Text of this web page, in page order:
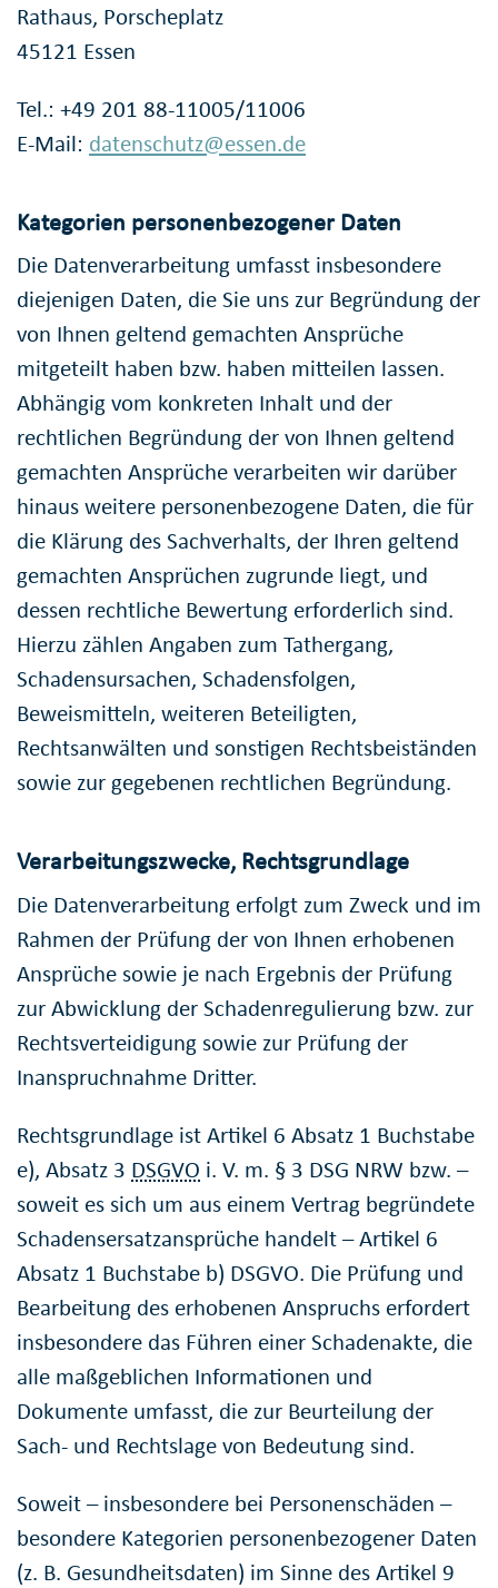
Rathaus, Porscheplatz
45121 Essen
Tel.: +49 201 88-11005/11006
E-Mail: datenschutz@essen.de
Kategorien personenbezogener Daten
Die Datenverarbeitung umfasst insbesondere
diejenigen Daten, die Sie uns zur Begründung der
von Ihnen geltend gemachten Ansprüche
mitgeteilt haben bzw. haben mitteilen lassen.
Abhängig vom konkreten Inhalt und der
rechtlichen Begründung der von Ihnen geltend
gemachten Ansprüche verarbeiten wir darüber
hinaus weitere personenbezogene Daten, die für
die Klärung des Sachverhalts, der Ihren geltend
gemachten Ansprüchen zugrunde liegt, und
dessen rechtliche Bewertung erforderlich sind.
Hierzu zählen Angaben zum Tathergang,
Schadensursachen, Schadensfolgen,
Beweismitteln, weiteren Beteiligten,
Rechtsanwälten und sonstigen Rechtsbeiständen
sowie zur gegebenen rechtlichen Begründung.
Verarbeitungszwecke, Rechtsgrundlage
Die Datenverarbeitung erfolgt zum Zweck und im
Rahmen der Prüfung der von Ihnen erhobenen
Ansprüche sowie je nach Ergebnis der Prüfung
zur Abwicklung der Schadenregulierung bzw. zur
Rechtsverteidigung sowie zur Prüfung der
Inanspruchnahme Dritter.
Rechtsgrundlage ist Artikel 6 Absatz 1 Buchstabe
e), Absatz 3 DSGVO i. V. m. § 3 DSG NRW bzw. –
soweit es sich um aus einem Vertrag begründete
Schadensersatzansprüche handelt – Artikel 6
Absatz 1 Buchstabe b) DSGVO. Die Prüfung und
Bearbeitung des erhobenen Anspruchs erfordert
insbesondere das Führen einer Schadenakte, die
alle maßgeblichen Informationen und
Dokumente umfasst, die zur Beurteilung der
Sach- und Rechtslage von Bedeutung sind.
Soweit – insbesondere bei Personenschäden –
besondere Kategorien personenbezogener Daten
(z. B. Gesundheitsdaten) im Sinne des Artikel 9